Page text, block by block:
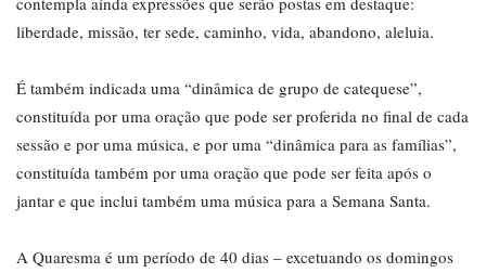
liberdade, missão, ter sede, caminho, vida, abandono, aleluia.
É também indicada uma “dinâmica de grupo de catequese”,
constituída por uma oração que pode ser proferida no final de cada
sessão e por uma música, e por uma “dinâmica para as famílias”,
constituída também por uma oração que pode ser feita após o
jantar e que inclui também uma música para a Semana Santa.
A Quaresma é um período de 40 dias – excetuando os domingos